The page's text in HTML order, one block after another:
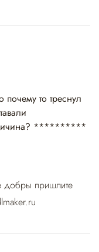
то треснул
**********
добры пришлите